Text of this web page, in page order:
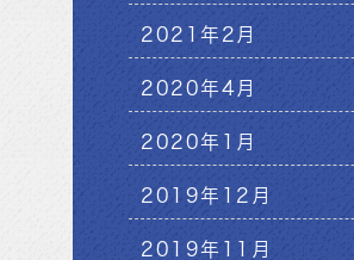
2021年2月
2020年4月
2020年1月
2019年12月
2019年11月